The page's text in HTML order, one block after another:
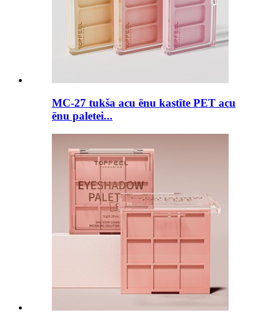
MC-27 tukša acu ēnu kastīte PET acu
ēnu paletei...